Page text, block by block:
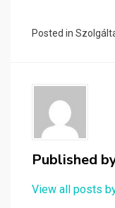
Posted in
Published
View all posts